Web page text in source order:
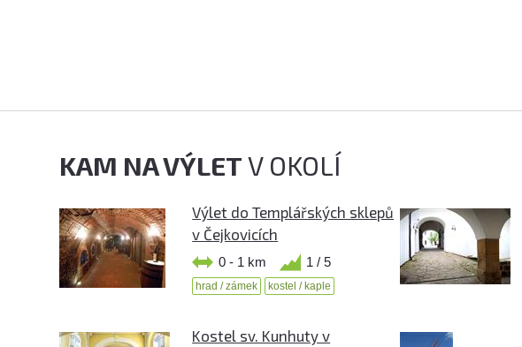
KAM NA VÝLETV OKOLÍ
Výlet do Templářských sklepů
v Čejkovicích
0 - 1 km 1 / 5
hrad / zámek kostel / kaple
Kostel sv. Kunhuty v